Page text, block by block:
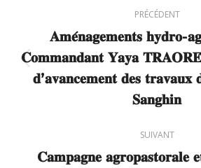
article
PRÉCÉDENT
Article
précédent
:
𝐀𝐦𝐞́𝐧𝐚𝐠𝐞𝐦𝐞𝐧𝐭𝐬 𝐡𝐲𝐝𝐫𝐨-
𝐂𝐨𝐦𝐦𝐚𝐧𝐝𝐚𝐧𝐭 𝐘𝐚𝐲𝐚 𝐓𝐑𝐀𝐎𝐑𝐄́
𝐝’𝐚𝐯𝐚𝐧𝐜𝐞𝐦𝐞𝐧𝐭 𝐝𝐞𝐬 𝐭𝐫𝐚𝐯𝐚𝐮𝐱
𝐒𝐚𝐧𝐠𝐡𝐢𝐧
SUIVANT
𝐂𝐚𝐦𝐩𝐚𝐠𝐧𝐞 𝐚𝐠𝐫𝐨𝐩𝐚𝐬𝐭𝐨𝐫𝐚𝐥𝐞